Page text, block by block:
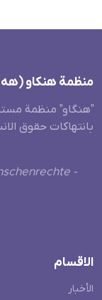
منظمة هنکاو
"هنگاو" منظمة
بانتهاكات حقوق
-
الاقسام
الأخبار